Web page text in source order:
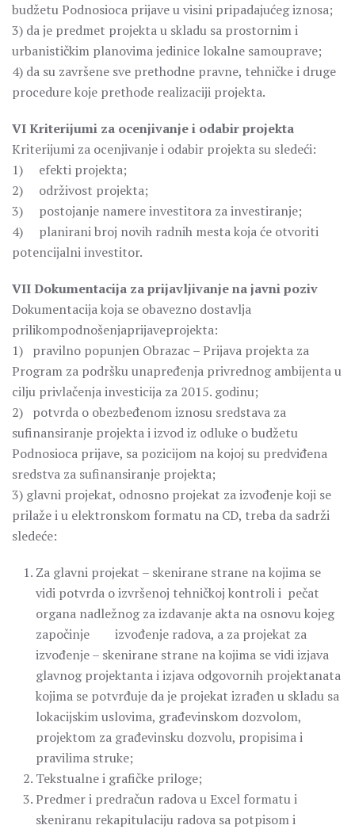
budžetu Podnosioca prijave u visini pripadajućeg iznosa;
3) da je predmet projekta u skladu sa prostornim i
urbanističkim planovima jedinice lokalne samouprave;
4) da su završene sve prethodne pravne, tehničke i druge
procedure koje prethode realizaciji projekta.
VI Kriterijumi za ocenjivanje i odabir projekta
Kriterijumi za ocenjivanje i odabir projekta su sledeći:
1) efekti projekta;
2) održivost projekta;
3) postojanje namere investitora za investiranje;
4) planirani broj novih radnih mesta koja će otvoriti
potencijalni investitor.
VII Dokumentacija za prijavljivanje na javni poziv
Dokumentacija koja se obavezno dostavlja
prilikompodnošenjaprijaveprojekta:
1) pravilno popunjen Obrazac – Prijava projekta za
Program za podršku unapređenja privrednog ambijenta u
cilju privlačenja investicija za 2015. godinu;
2) potvrda o obezbeđenom iznosu sredstava za
sufinansiranje projekta i izvod iz odluke o budžetu
Podnosioca prijave, sa pozicijom na kojoj su predviđena
sredstva za sufinansiranje projekta;
3) glavni projekat, odnosno projekat za izvođenje koji se
prilaže i u elektronskom formatu na CD, treba da sadrži
sledeće:
Za glavni projekat – skenirane strane na kojima se
vidi potvrda o izvršenoj tehničkoj kontroli i pečat
organa nadležnog za izdavanje akta na osnovu kojeg
započinje izvođenje radova, a za projekat za
izvođenje – skenirane strane na kojima se vidi izjava
glavnog projektanta i izjava odgovornih projektanata
kojima se potvrđuje da je projekat izrađen u skladu sa
lokacijskim uslovima, građevinskom dozvolom,
projektom za građevinsku dozvolu, propisima i
pravilima struke;
Tekstualne i grafičke priloge;
Predmer i predračun radova u Excel formatu i
skeniranu rekapitulaciju radova sa potpisom i